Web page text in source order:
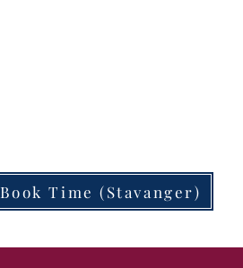
Book Time (Stavanger)